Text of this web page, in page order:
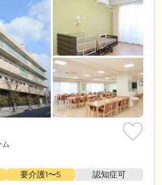
ム
要介護1〜5
認知症可